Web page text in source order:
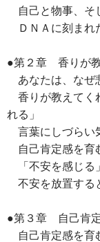
自己と物事、そ
ＤＮＡに刻まれ
●第２章 香りが
あなたは、なぜ
香りが教えてく
れる」
言葉にしづらい
自己肯定感を育
「不安を感じる
不安を放置する
●第３章 自己肯
自己肯定感を育